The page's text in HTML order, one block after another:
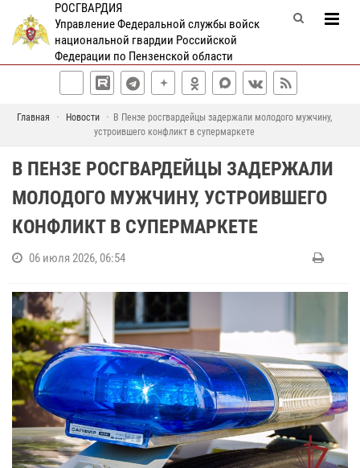
РОСГВАРДИЯ
Управление Федеральной службы войск
национальной гвардии Российской
Федерации по Пензенской области
Главная Новости
В Пензе росгвардейцы задержали молодого мужчину,
устроившего конфликт в супермаркете
В ПЕНЗЕ РОСГВАРДЕЙЦЫ ЗАДЕРЖАЛИ
МОЛОДОГО МУЖЧИНУ, УСТРОИВШЕГО
КОНФЛИКТ В СУПЕРМАРКЕТЕ
06 июля 2026, 06:54